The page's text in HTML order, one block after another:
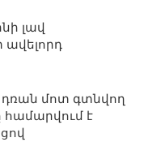
լավ
ավելորդ
դռան մոտ գտնվող
համարվում է